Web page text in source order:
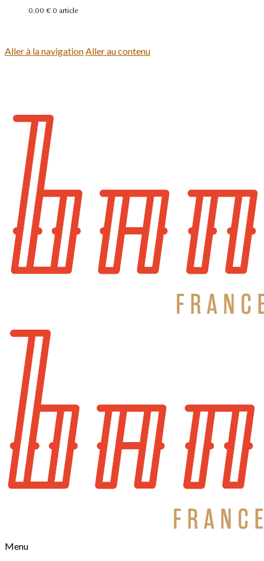
0,00 € 0 article
Aller à la navigationAller au contenu
Menu